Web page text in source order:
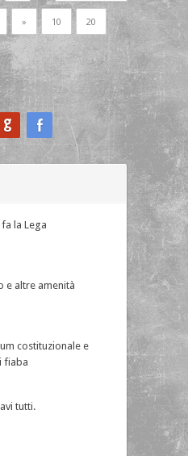
» 10 20
la Lega
e altre amenità
costituzionale e
fiaba
tutti.